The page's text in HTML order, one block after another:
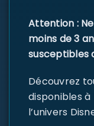
Attention :
moins de 3
susceptibles
Découvrez
disponibles à
l’univers